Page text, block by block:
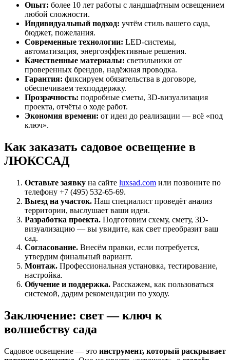
Опыт: более 10 лет работы с ландшафтным освещением
любой сложности.
Индивидуальный подход: учтём стиль вашего сада,
бюджет, пожелания.
Современные технологии: LED-системы,
автоматизация, энергоэффективные решения.
Качественные материалы: светильники от
проверенных брендов, надёжная проводка.
Гарантия: фиксируем обязательства в договоре,
обеспечиваем техподдержку.
Прозрачность: подробные сметы, 3D-визуализация
проекта, отчёты о ходе работ.
Экономия времени: от идеи до реализации — всё «под
ключ».
Как заказать садовое освещение в
ЛЮКССАД
Оставьте заявку на сайте luxsad.com или позвоните по
телефону +7 (495) 532-65-69.
Выезд на участок. Наш специалист проведёт анализ
территории, выслушает ваши идеи.
Разработка проекта. Подготовим схему, смету, 3D-
визуализацию — вы увидите, как свет преобразит ваш
сад.
Согласование. Внесём правки, если потребуется,
утвердим финальный вариант.
Монтаж. Профессиональная установка, тестирование,
настройка.
Обучение и поддержка. Расскажем, как пользоваться
системой, дадим рекомендации по уходу.
Заключение: свет — ключ к
волшебству сада
Садовое освещение — это инструмент, который раскрывает